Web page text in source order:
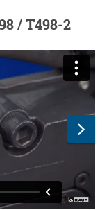
/ T498-2